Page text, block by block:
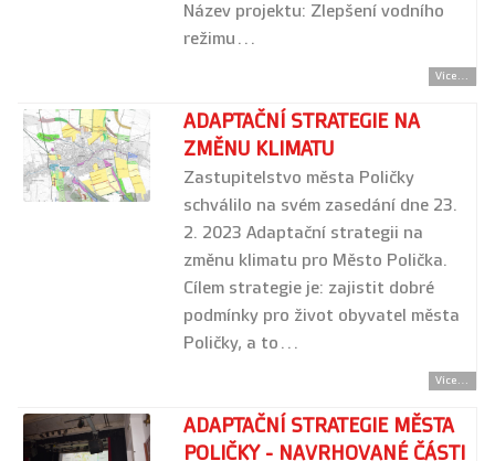
Název projektu: Zlepšení vodního
režimu…
Více...
ADAPTAČNÍ STRATEGIE NA
ZMĚNU KLIMATU
Zastupitelstvo města Poličky
schválilo na svém zasedání dne 23.
2. 2023 Adaptační strategii na
změnu klimatu pro Město Polička.
Cílem strategie je: zajistit dobré
podmínky pro život obyvatel města
Poličky, a to…
Více...
ADAPTAČNÍ STRATEGIE MĚSTA
POLIČKY - NAVRHOVANÉ ČÁSTI